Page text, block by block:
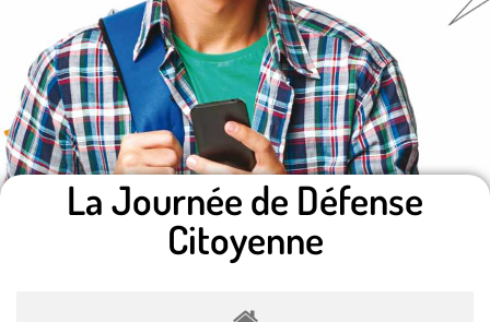
La Journée de Défense
Citoyenne